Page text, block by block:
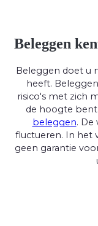
Beleggen
Beleggen doet u
heeft.
risico's met zich
de hoogte
beleggen. De
fluctueren. In het
geen garantie